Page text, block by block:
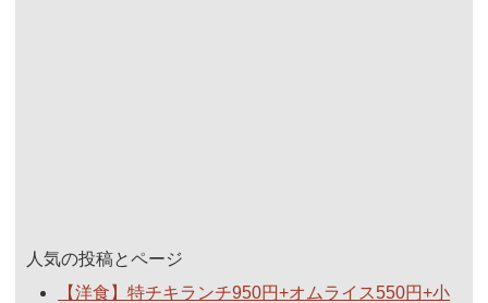
人気の投稿とページ
【洋食】特チキランチ950円+オムライス550円+小